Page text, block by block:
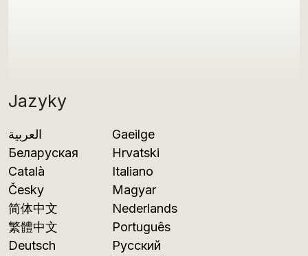
Jazyky
العربية
Беларуская
Català
Česky
简体中文
繁體中文
Deutsch
Gaeilge
Hrvatski
Italiano
Magyar
Nederlands
Português
Русский